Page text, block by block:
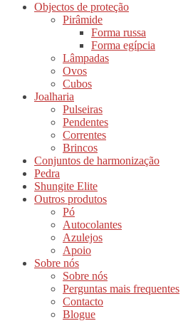
Objectos de proteção
Pirâmide
Forma russa
Forma egípcia
Lâmpadas
Ovos
Cubos
Joalharia
Pulseiras
Pendentes
Correntes
Brincos
Conjuntos de harmonização
Pedra
Shungite Elite
Outros produtos
Pó
Autocolantes
Azulejos
Apoio
Sobre nós
Sobre nós
Perguntas mais frequentes
Contacto
Blogue